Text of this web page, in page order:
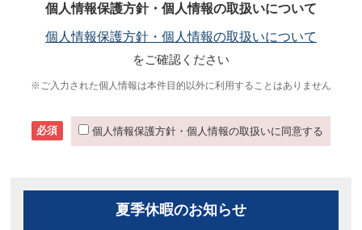
個人情報保護方針・個人情報の取扱いについて
個人情報保護方針・個人情報の取扱いについて
をご確認ください
※ご入力された個人情報は本件目的以外に利用することはありません
必須 個人情報保護方針・個人情報の取扱いに同意する
夏季休暇のお知らせ